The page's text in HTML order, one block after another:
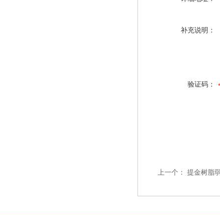
补充说明：
验证码：
上一个： 提金树脂